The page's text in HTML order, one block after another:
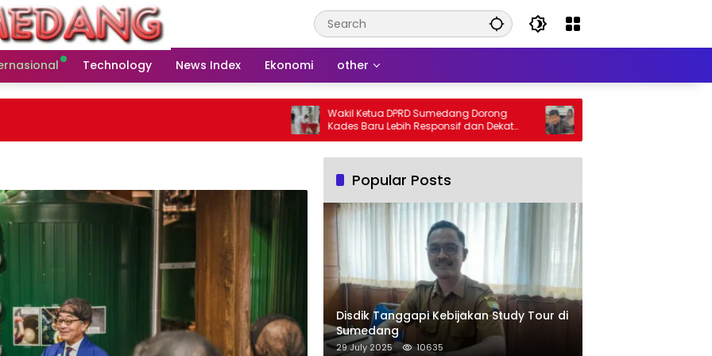
Technology News Index Ekonomi other
Wakil Ketua DPRD Sumedang Dorong
Kades Baru Lebih Responsif dan Dekat
Warga
DPRD Sumedang Fix-in Aturan
2026, Ini Isinya
Popular Posts
Disdik Tanggapi Kebijakan Study Tour di
Sumedang
29 July 2025 10635